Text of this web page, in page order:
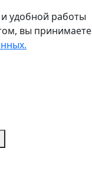
удобной работы
вы принимаете